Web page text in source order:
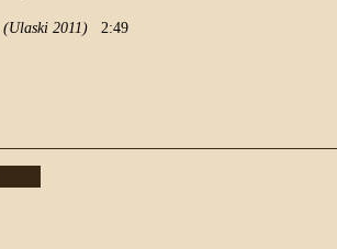
(Ulaski 2011) 2:49